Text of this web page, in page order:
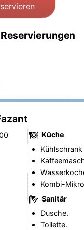
Küche
Kombi-
Sanitär
Dusche.
Toilette.